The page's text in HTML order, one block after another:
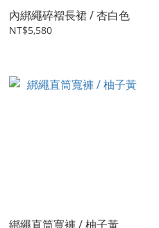
內綁繩碎褶長裙 / 杏白色
NT$5,580
綁繩直筒寬褲 / 柚子黃